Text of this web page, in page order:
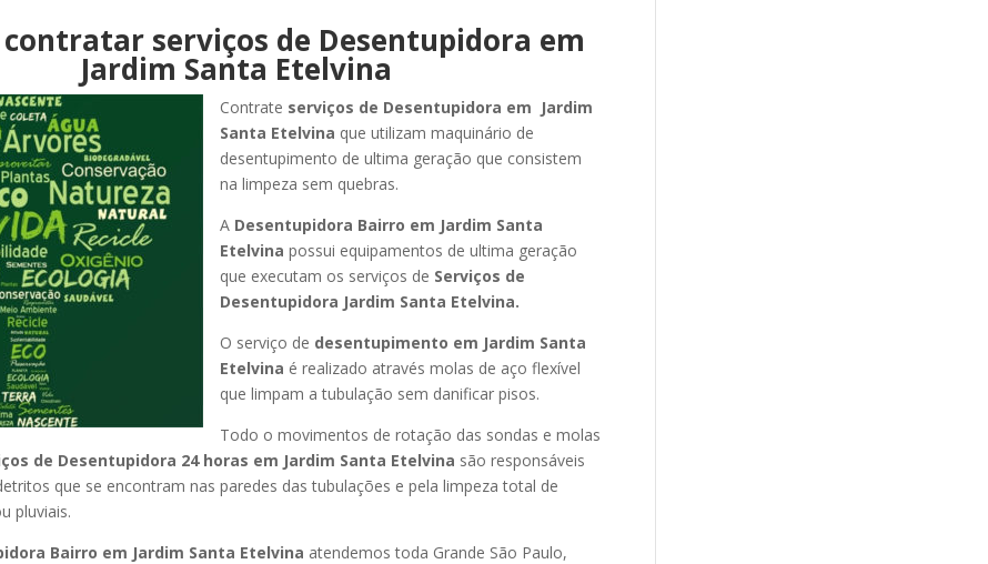
contratar serviços de Desentupidora em
Jardim Santa Etelvina
Contrate serviços de Desentupidora em Jardim
Santa Etelvina que utilizam maquinário de
desentupimento de ultima geração que consistem
na limpeza sem quebras.
A Desentupidora Bairro em Jardim Santa
Etelvina possui equipamentos de ultima geração
que executam os serviços de Serviços de
Desentupidora Jardim Santa Etelvina.
O serviço de desentupimento em Jardim Santa
Etelvina é realizado através molas de aço flexível
que limpam a tubulação sem danificar pisos.
Todo o movimentos de rotação das sondas e molas
de Desentupidora 24 horas em Jardim Santa Etelvina são responsáveis
que se encontram nas paredes das tubulações e pela limpeza total de
pluviais.
Bairro em Jardim Santa Etelvina atendemos toda Grande São Paulo,